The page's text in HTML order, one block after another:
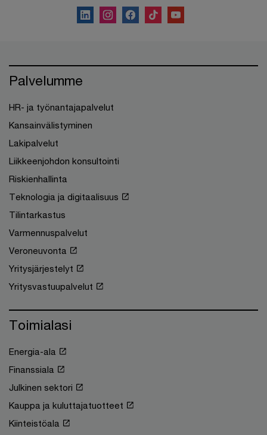
Palvelumme
HR- ja työnantajapalvelut
Kansainvälistyminen
Lakipalvelut
Liikkeenjohdon konsultointi
Riskienhallinta
Teknologia ja digitaalisuus
Tilintarkastus
Varmennuspalvelut
Veroneuvonta
Yritysjärjestelyt
Yritysvastuupalvelut
Toimialasi
Energia-ala
Finanssiala
Julkinen sektori
Kauppa ja kuluttajatuotteet
Kiinteistöala